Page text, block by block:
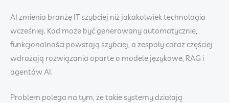
AI zmienia branżę IT szybciej niż jakakolwiek technologia
wcześniej. Kod może być generowany automatycznie,
funkcjonalności powstają szybciej, a zespoły coraz częściej
wdrażają rozwiązania oparte o modele językowe, RAG i
agentów AI.
Problem polega na tym, że takie systemy działają